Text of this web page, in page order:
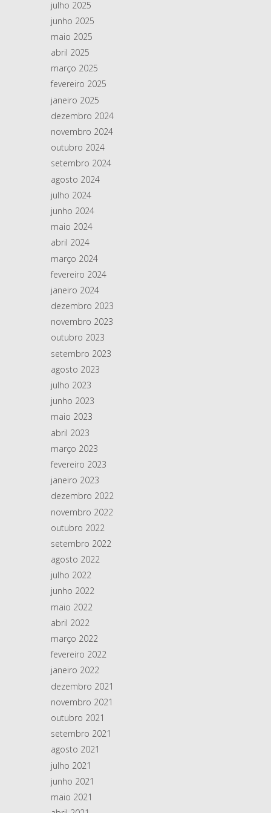
julho 2025
junho 2025
maio 2025
abril 2025
março 2025
fevereiro 2025
janeiro 2025
dezembro 2024
novembro 2024
outubro 2024
setembro 2024
agosto 2024
julho 2024
junho 2024
maio 2024
abril 2024
março 2024
fevereiro 2024
janeiro 2024
dezembro 2023
novembro 2023
outubro 2023
setembro 2023
agosto 2023
julho 2023
junho 2023
maio 2023
abril 2023
março 2023
fevereiro 2023
janeiro 2023
dezembro 2022
novembro 2022
outubro 2022
setembro 2022
agosto 2022
julho 2022
junho 2022
maio 2022
abril 2022
março 2022
fevereiro 2022
janeiro 2022
dezembro 2021
novembro 2021
outubro 2021
setembro 2021
agosto 2021
julho 2021
junho 2021
maio 2021